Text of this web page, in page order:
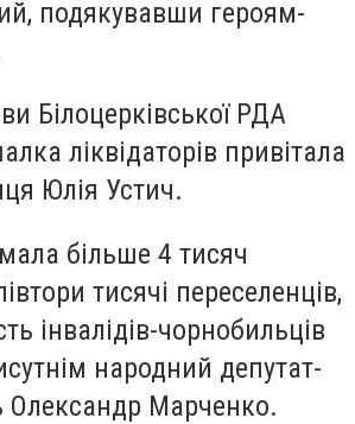
подякувавши героям-
Білоцерківської РДА
ліквідаторів привітала
Юлія Устич.
більше 4 тисяч
тисячі переселенців,
інвалідів-чорнобильців
народний депутат-
Олександр Марченко.